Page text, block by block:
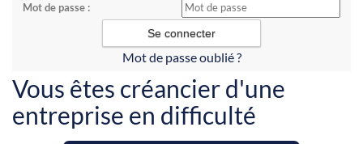
Mot de passe :
Mot de passe oublié ?
Vous êtes créancier d'une
entreprise en difficulté